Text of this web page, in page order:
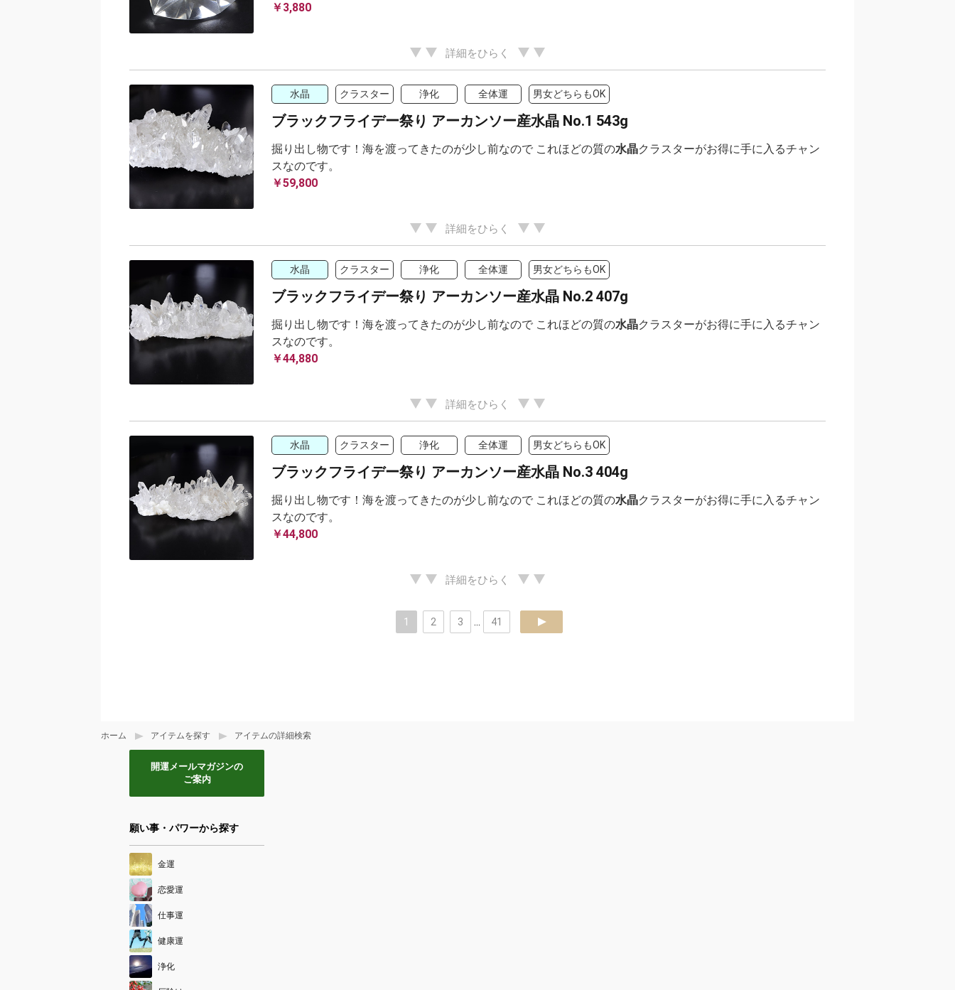
ホーム アイテムを探す アイテムの詳細検索
￥3,880
詳細をひらく
水晶 クラスター 浄化 全体運 男女どちらもOK
ブラックフライデー祭り アーカンソー産水晶 No.1 543g
掘り出し物です！海を渡ってきたのが少し前なので これほどの質の水晶クラスターがお得に手に入るチャン
スなのです。
￥59,800
詳細をひらく
水晶 クラスター 浄化 全体運 男女どちらもOK
ブラックフライデー祭り アーカンソー産水晶 No.2 407g
掘り出し物です！海を渡ってきたのが少し前なので これほどの質の水晶クラスターがお得に手に入るチャン
スなのです。
￥44,880
詳細をひらく
水晶 クラスター 浄化 全体運 男女どちらもOK
ブラックフライデー祭り アーカンソー産水晶 No.3 404g
掘り出し物です！海を渡ってきたのが少し前なので これほどの質の水晶クラスターがお得に手に入るチャン
スなのです。
￥44,800
詳細をひらく
1 2 3 41 next
開運メールマガジンの
ご案内
願い事・パワーから探す
金運
恋愛運
仕事運
健康運
浄化